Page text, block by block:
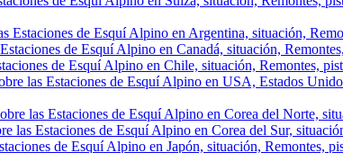
Estaciones de Esquí Alpino en Argentina, situación,
de Esquí Alpino en Canadá, situación,
de Esquí Alpino en Chile, situación, Remontes,
las Estaciones de Esquí Alpino en USA, Estados
las Estaciones de Esquí Alpino en Corea del Norte,
las Estaciones de Esquí Alpino en Corea del Sur,
de Esquí Alpino en Japón, situación, Remontes,